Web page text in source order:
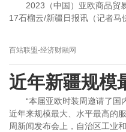
2023（中国）亚欧商品贸
17石榴云/新疆日报讯（记者马
百站联盟-经济财融网
近年新疆规模
“本届亚欧时装周邀请了国
近年来规模最大、水平最高的
周新闻发布会上，自治区工业和